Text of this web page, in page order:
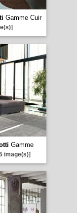
Gamme Cuir
Gamme
image(s)]